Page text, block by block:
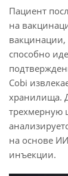
Пациент
на
вакцинации,
способно
Cobi
хранилища.
трехмерную
на основе
инъекции.